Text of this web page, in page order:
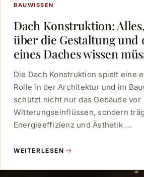
BAUWISSEN
Dach Konstruktion:
über die Gestaltung und
eines Daches wissen
Die Dach Konstruktion spielt eine
Rolle in der Architektur und im
schützt nicht nur das Gebäude vor
Witterungseinflüssen, sondern
Energieeffizienz und Ästhetik …
WEITERLESEN